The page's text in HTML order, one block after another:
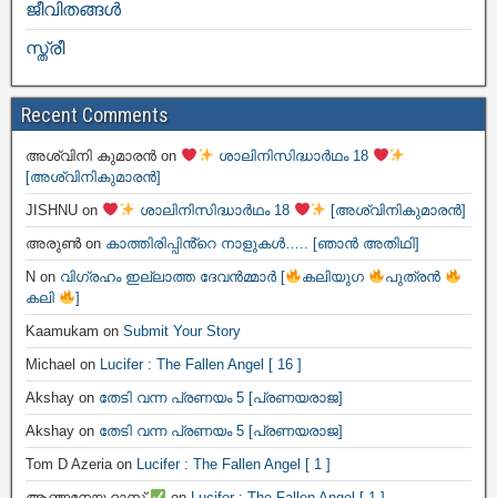
ജീവിതങ്ങള്‍
സ്ത്രീ
Recent Comments
അശ്വിനി കുമാരൻ on
ശാലിനിസിദ്ധാർഥം 18
[അശ്വിനികുമാരൻ]
JISHNU on ശാലിനിസിദ്ധാർഥം 18
[അശ്വിനികുമാരൻ]
അരുൺon കാത്തിരിപ്പിൻ്റെ നാളുകൾ….. [ഞാൻ അതിഥി]
N on വിഗ്രഹം ഇല്ലാത്ത ദേവൻമ്മാർ [ കലിയുഗ
പുത്രൻ
കലി
]
Kaamukam on Submit Your Story
Michael on Lucifer : The Fallen Angel [ 16 ]
Akshay on തേടി വന്ന പ്രണയം 5 [പ്രണയരാജ]
Akshay on തേടി വന്ന പ്രണയം 5 [പ്രണയരാജ]
Tom D Azeriaon Lucifer : The Fallen Angel [ 1 ]